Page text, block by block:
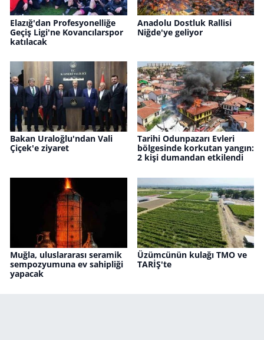
Elazığ'dan Profesyonelliğe
Geçiş Ligi'ne Kovancılarspor
katılacak
Anadolu Dostluk Rallisi
Niğde'ye geliyor
Bakan Uraloğlu'ndan Vali
Çiçek'e ziyaret
Tarihi Odunpazarı Evleri
bölgesinde korkutan yangın:
2 kişi dumandan etkilendi
Muğla, uluslararası seramik
sempozyumuna ev sahipliği
yapacak
Üzümcünün kulağı TMO ve
TARİŞ'te